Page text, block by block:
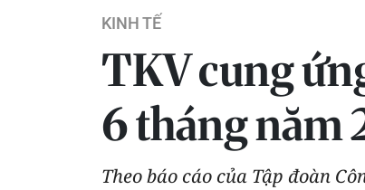
KINH TẾ
TKV cung
6 tháng năm
Theo báo cáo của Tập đoàn